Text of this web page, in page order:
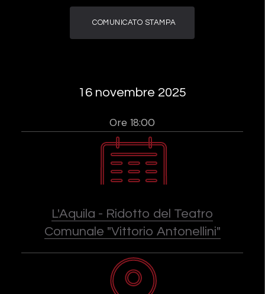
COMUNICATO STAMPA
16 novembre 2025
Ore 18:00
L'Aquila - Ridotto del Teatro
Comunale "Vittorio Antonellini"